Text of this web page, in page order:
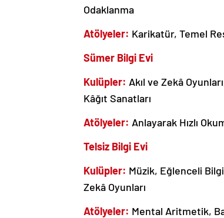
Odaklanma
Atölyeler: Karikatür, Temel
Sümer Bilgi Evi
Kulüpler: Akıl ve Zekâ
Kâğıt Sanatları
Atölyeler: Anlayarak Hızlı
Telsiz Bilgi Evi
Kulüpler: Müzik, Eğlenceli
Zekâ Oyunları
Atölyeler: Mental Aritmetik,